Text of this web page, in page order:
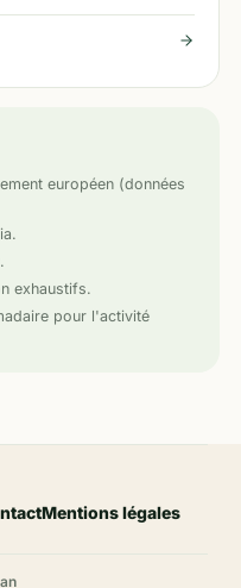
européen (données
exhaustifs.
pour l'activité
Mentions légales